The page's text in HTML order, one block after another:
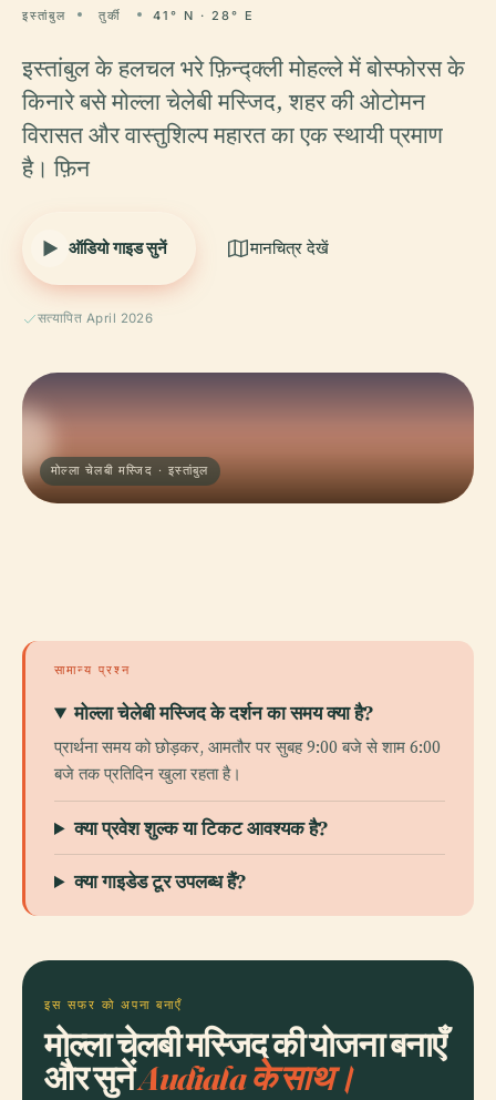
इस्तांबुल तुर्की 41° N · 28° E
इस्तांबुल के हलचल भरे फ़िन्द्क्ली मोहल्ले में बोस्फोरस के
किनारे बसे मोल्ला चेलेबी मस्जिद, शहर की ओटोमन
विरासत और वास्तुशिल्प महारत का एक स्थायी प्रमाण
है। फ़िन
ऑडियो गाइड सुनें मानचित्र देखें
सत्यापित April 2026
मोल्ला चेलबी मस्जिद · इस्तांबुल
सामान्य प्रश्न
मोल्ला चेलेबी मस्जिद के दर्शन का समय क्या है?
प्रार्थना समय को छोड़कर, आमतौर पर सुबह 9:00 बजे से शाम 6:00
बजे तक प्रतिदिन खुला रहता है।
क्या प्रवेश शुल्क या टिकट आवश्यक है?
क्या गाइडेड टूर उपलब्ध हैं?
इस सफर को अपना बनाएँ
मोल्ला चेलबी मस्जिद की योजना बनाएँ
और सुनेंAudiala के साथ।